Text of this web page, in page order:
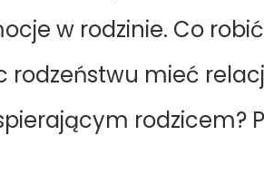
w rodzinie. Co
mieć
rodzicem?